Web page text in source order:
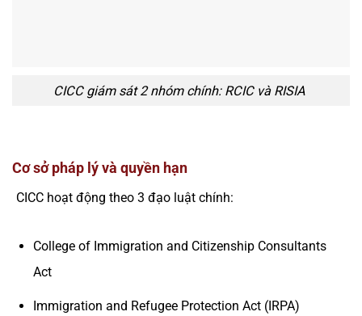
CICC giám sát 2 nhóm chính: RCIC và RISIA
Cơ sở pháp lý và quyền hạn
CICC hoạt động theo 3 đạo luật chính:
College of Immigration and Citizenship Consultants
Act
Immigration and Refugee Protection Act (IRPA)